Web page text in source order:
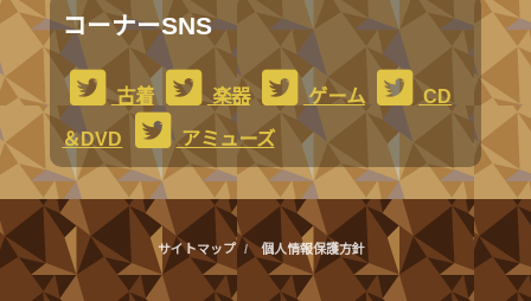
コーナーSNS
古着 楽器 ゲーム
CD
＆DVD
アミューズ
サイトマップ 個人情報保護方針